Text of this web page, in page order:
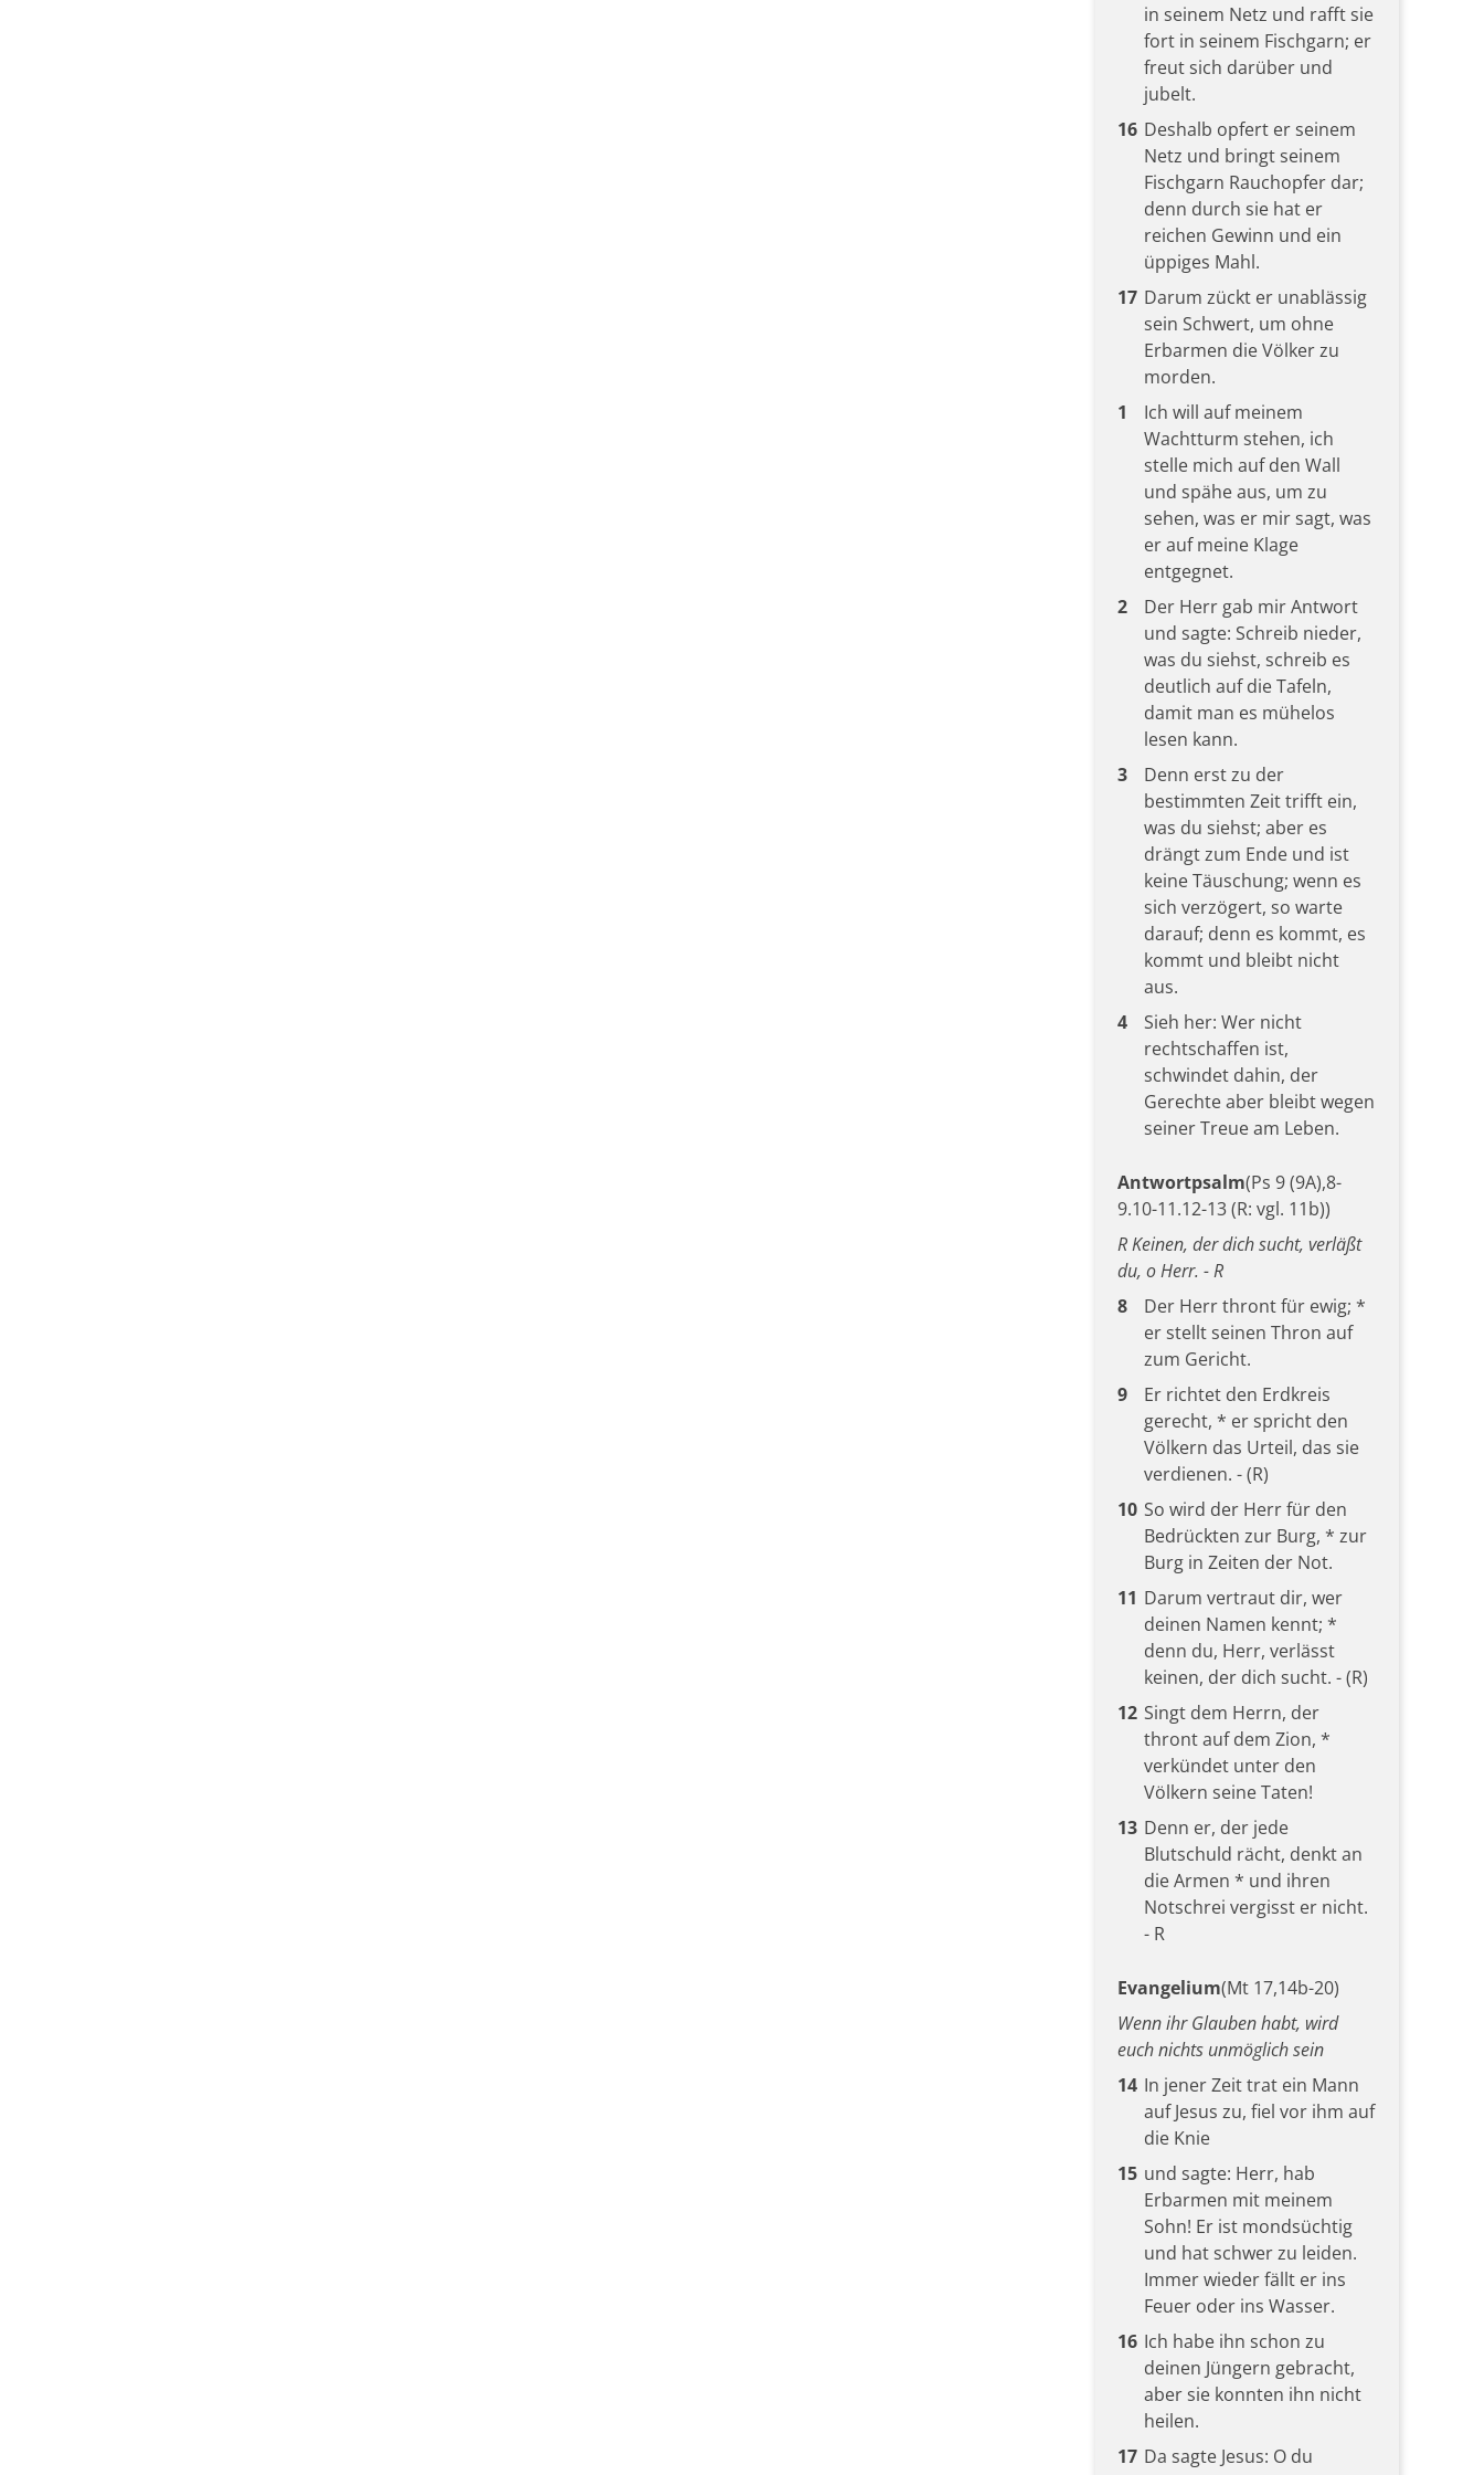
in seinem Netz und rafft sie
fort in seinem Fischgarn; er
freut sich darüber und
jubelt.
16 Deshalb opfert er seinem
Netz und bringt seinem
Fischgarn Rauchopfer dar;
denn durch sie hat er
reichen Gewinn und ein
üppiges Mahl.
17 Darum zückt er unablässig
sein Schwert, um ohne
Erbarmen die Völker zu
morden.
1
Ich will auf meinem
Wachtturm stehen, ich
stelle mich auf den Wall
und spähe aus, um zu
sehen, was er mir sagt, was
er auf meine Klage
entgegnet.
2
Der Herr gab mir Antwort
und sagte: Schreib nieder,
was du siehst, schreib es
deutlich auf die Tafeln,
damit man es mühelos
lesen kann.
3
Denn erst zu der
bestimmten Zeit trifft ein,
was du siehst; aber es
drängt zum Ende und ist
keine Täuschung; wenn es
sich verzögert, so warte
darauf; denn es kommt, es
kommt und bleibt nicht
aus.
4
Sieh her: Wer nicht
rechtschaffen ist,
schwindet dahin, der
Gerechte aber bleibt wegen
seiner Treue am Leben.
Antwortpsalm(Ps 9 (9A),8-
9.10-11.12-13 (R: vgl. 11b))
R Keinen, der dich sucht, verläßt
du, o Herr. - R
8
Der Herr thront für ewig; *
er stellt seinen Thron auf
zum Gericht.
9
Er richtet den Erdkreis
gerecht, * er spricht den
Völkern das Urteil, das sie
verdienen. - (R)
10 So wird der Herr für den
Bedrückten zur Burg, * zur
Burg in Zeiten der Not.
11 Darum vertraut dir, wer
deinen Namen kennt; *
denn du, Herr, verlässt
keinen, der dich sucht. - (R)
12 Singt dem Herrn, der
thront auf dem Zion, *
verkündet unter den
Völkern seine Taten!
13 Denn er, der jede
Blutschuld rächt, denkt an
die Armen * und ihren
Notschrei vergisst er nicht.
- R
Evangelium(Mt 17,14b-20)
Wenn ihr Glauben habt, wird
euch nichts unmöglich sein
14 In jener Zeit trat ein Mann
auf Jesus zu, fiel vor ihm auf
die Knie
15 und sagte: Herr, hab
Erbarmen mit meinem
Sohn! Er ist mondsüchtig
und hat schwer zu leiden.
Immer wieder fällt er ins
Feuer oder ins Wasser.
16 Ich habe ihn schon zu
deinen Jüngern gebracht,
aber sie konnten ihn nicht
heilen.
17 Da sagte Jesus: O du